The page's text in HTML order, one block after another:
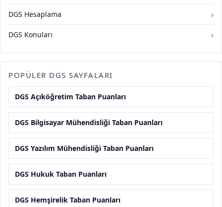
DGS Hesaplama ›
DGS Konuları ›
POPÜLER DGS SAYFALARI
DGS Açıköğretim Taban Puanları
DGS Bilgisayar Mühendisliği Taban Puanları
DGS Yazılım Mühendisliği Taban Puanları
DGS Hukuk Taban Puanları
DGS Hemşirelik Taban Puanları